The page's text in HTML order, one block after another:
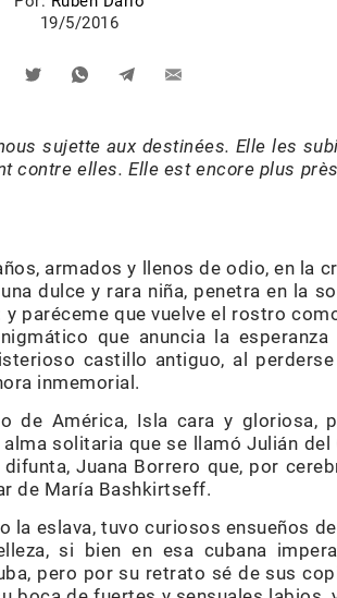
19/5/2016
sujette aux destinées. Elle les
contre elles. Elle est encore plus
armados y llenos de odio, en la
dulce y rara niña, penetra en la
paréceme que vuelve el rostro
que anuncia la
castillo antiguo, al
inmemorial.
de América, Isla cara y gloriosa,
solitaria que se llamó Julián del
Juana Borrero que, por
de María Bashkirtseff.
eslava, tuvo curiosos ensueños
si bien en esa cubana
pero por su retrato sé de sus